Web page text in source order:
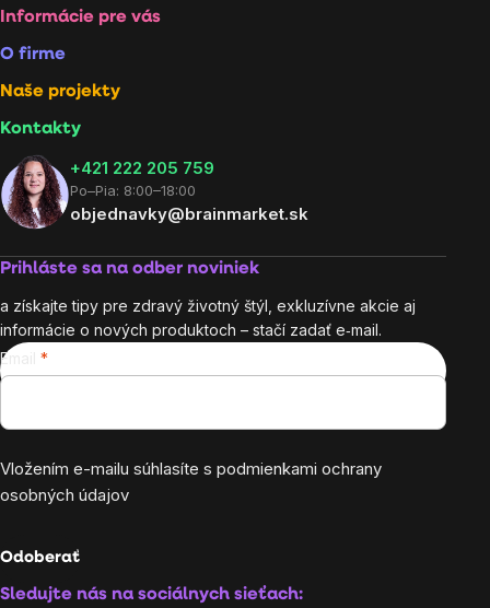
Informácie pre vás
O firme
Naše projekty
Kontakty
+421 222 205 759
Po–Pia: 8:00–18:00
objednavky@brainmarket.sk
Prihláste sa na odber noviniek
a získajte tipy pre zdravý životný štýl, exkluzívne akcie aj
informácie o nových produktoch – stačí zadať e‑mail.
Email
Vložením e-mailu súhlasíte s podmienkami ochrany
osobných údajov
Odoberať
Sledujte nás na sociálnych sieťach: